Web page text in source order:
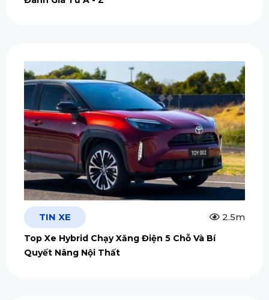
TIN XE 2.5m
Top Xe Hybrid Chạy Xăng Điện 5 Chỗ Và Bí
Quyết Nâng Nội Thất